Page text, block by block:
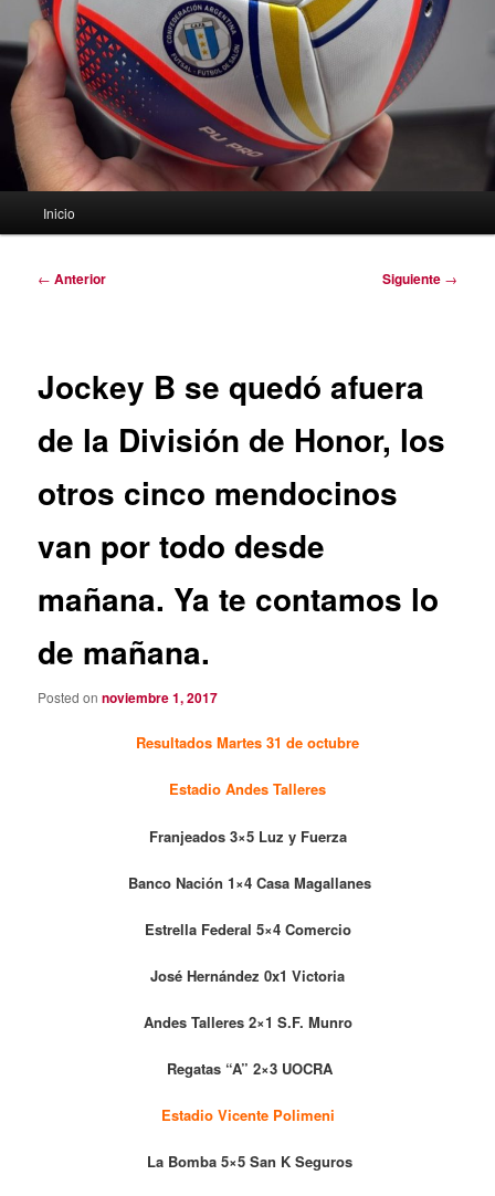
Inicio
Navegación
← Anterior Siguiente →
Jockey B se quedó afuera
de la División de Honor, los
otros cinco mendocinos
van por todo desde
mañana. Ya te contamos lo
de mañana.
Posted onnoviembre 1, 2017
Resultados Martes 31 de octubre
Estadio Andes Talleres
Franjeados 3×5 Luz y Fuerza
Banco Nación 1×4 Casa Magallanes
Estrella Federal 5×4 Comercio
José Hernández 0x1 Victoria
Andes Talleres 2×1 S.F. Munro
Regatas “A” 2×3 UOCRA
Estadio Vicente Polimeni
La Bomba 5×5 San K Seguros